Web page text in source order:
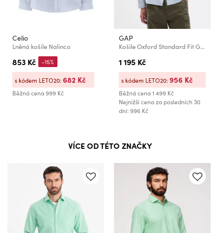
Celio
Lněná košile Nalinco
853 Kč
Běžná cena999 Kč
-15%
s kódem LETO20:682 Kč
GAP
Košile Oxford Standard Fit GAP
1 195 Kč
Běžná cena1 499 Kč
Nejnižší cena za posledních 30
dní: 996 Kč
s kódem LETO20:956 Kč
VÍCE OD TÉTO ZNAČKY